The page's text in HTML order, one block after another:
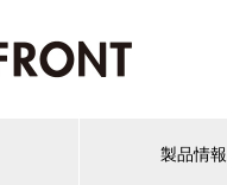
製品情報